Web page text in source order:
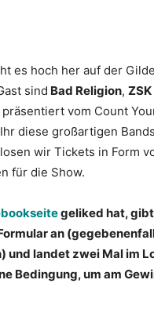
es hoch her auf der
sind Bad Religion, ZSK
präsentiert vom Count
diese großartigen
wir Tickets in Form
für die Show.
geliked hat,
an
und landet zwei Mal im
Bedingung, um am